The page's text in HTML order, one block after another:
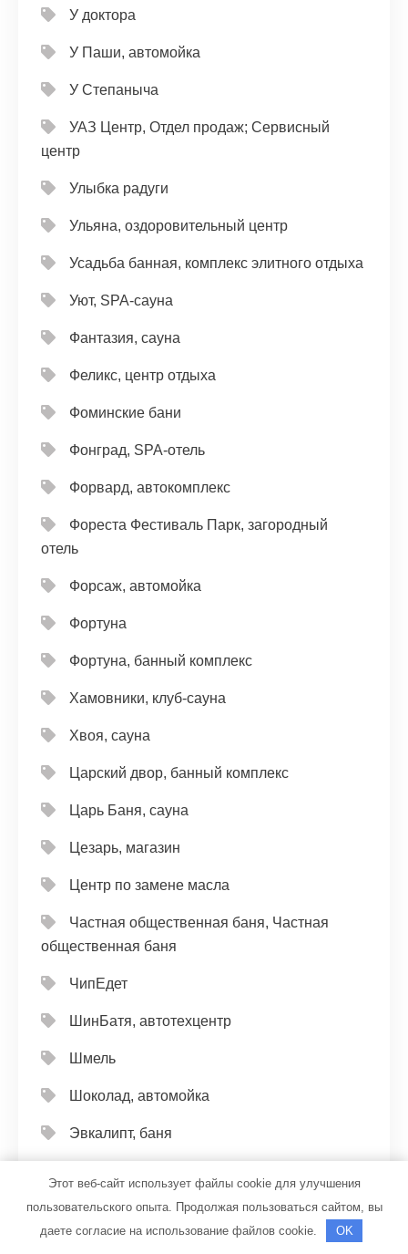
У доктора
У Паши, автомойка
У Степаныча
УАЗ Центр, Отдел продаж; Сервисный
центр
Улыбка радуги
Ульяна, оздоровительный центр
Усадьба банная, комплекс элитного отдыха
Уют, SPA-сауна
Фантазия, сауна
Феликс, центр отдыха
Фоминские бани
Фонград, SPA-отель
Форвард, автокомплекс
Фореста Фестиваль Парк, загородный
отель
Форсаж, автомойка
Фортуна
Фортуна, банный комплекс
Хамовники, клуб-сауна
Хвоя, сауна
Царский двор, банный комплекс
Царь Баня, сауна
Цезарь, магазин
Центр по замене масла
Частная общественная баня, Частная
общественная баня
ЧипЕдет
ШинБатя, автотехцентр
Шмель
Шоколад, автомойка
Эвкалипт, баня
Эдельвейс, банный комплекс
Этот веб-сайт использует файлы cookie для улучшения
пользовательского опыта. Продолжая пользоваться сайтом, вы
даете согласие на использование файлов cookie.
OK